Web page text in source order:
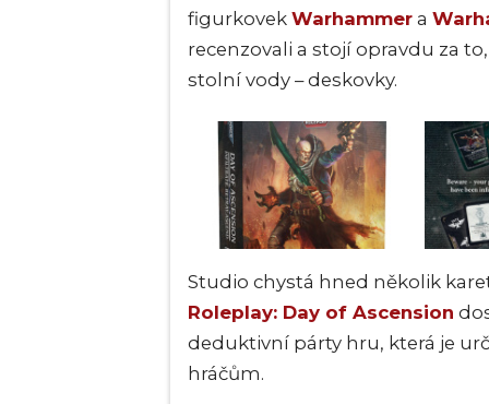
figurkovek Warhammer a
recenzovali a stojí opravdu za
stolní vody – deskovky.
Studio chystá hned několik
Roleplay: Day of Ascension
deduktivní párty hru, která je
hráčům.